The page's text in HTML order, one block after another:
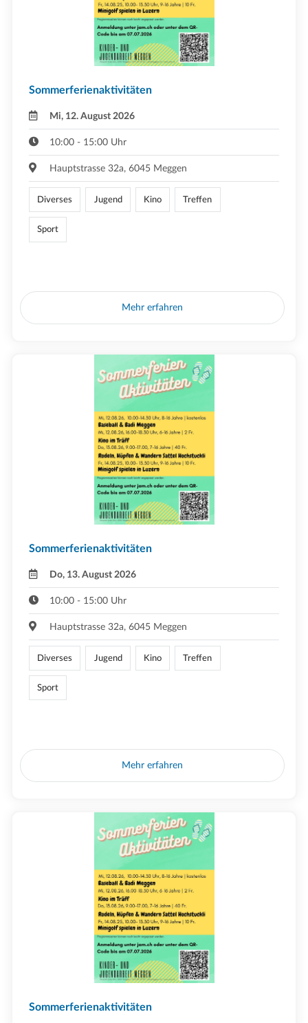
Sommerferienaktivitäten
Mi, 12. August 2026
10:00 - 15:00 Uhr
Hauptstrasse 32a, 6045 Meggen
Diverses Jugend Kino Treffen
Sport
Mehr erfahren
Sommerferienaktivitäten
Do, 13. August 2026
10:00 - 15:00 Uhr
Hauptstrasse 32a, 6045 Meggen
Diverses Jugend Kino Treffen
Sport
Mehr erfahren
Sommerferienaktivitäten